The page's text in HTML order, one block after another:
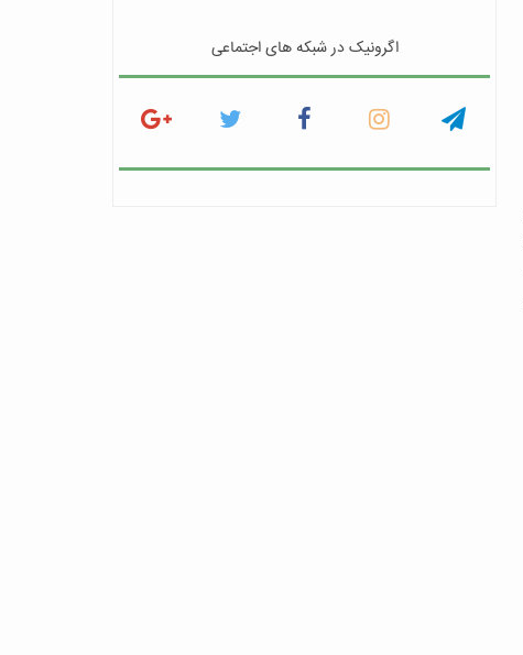
اگرونیک در شبکه های اجتماعی